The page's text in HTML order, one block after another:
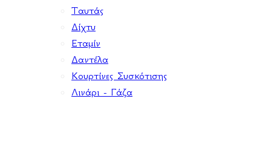
Ταυτάς
Δίχτυ
Εταμίν
Δαντέλα
Κουρτίνες Συσκότισης
Λινάρι - Γάζα